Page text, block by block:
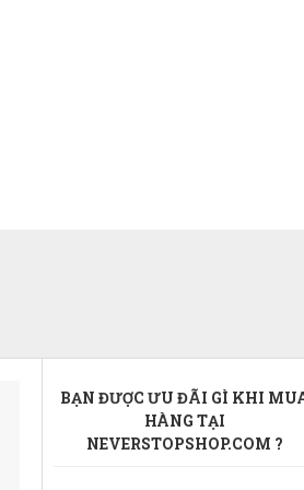
BẠN ĐƯỢC ƯU ĐÃI GÌ KHI
HÀNG TẠI
NEVERSTOPSHOP.COM ?